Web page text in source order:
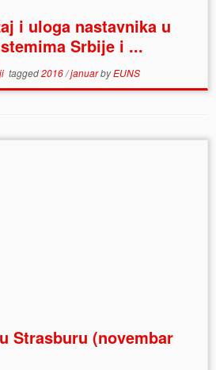
i uloga nastavnika u
Srbije i ...
tagged2016/januarbyEUNS
Strasburu (novembar